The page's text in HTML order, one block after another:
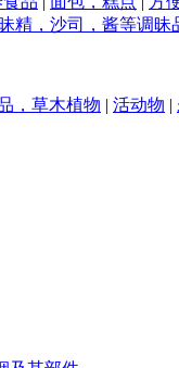
精，沙司，酱等调昧
，草木植物 | 活动物 |